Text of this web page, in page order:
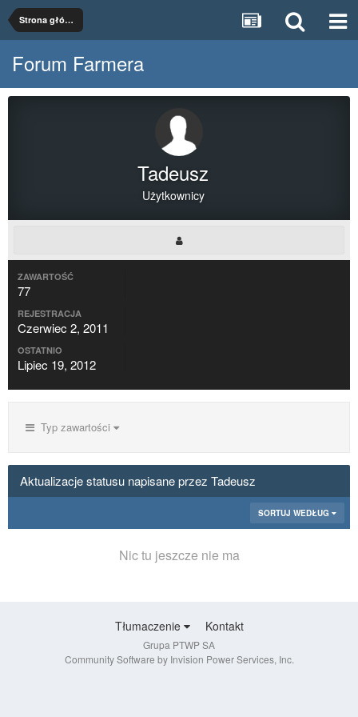
Strona główna
Forum Farmera
Tadeusz
Użytkownicy
ZAWARTOŚĆ
77
REJESTRACJA
Czerwiec 2, 2011
OSTATNIO
Lipiec 19, 2012
Typ zawartości
Aktualizacje statusu napisane przez Tadeusz
SORTUJ WEDŁUG
Nic tu jeszcze nie ma
Tłumaczenie Kontakt
Grupa PTWP SA
Community Software by Invision Power Services, Inc.